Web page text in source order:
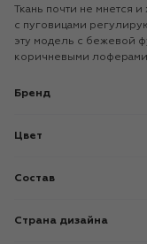
Ткань почти не мнется
с пуговицами
эту модель с бежевой
коричневыми
Бренд
Цвет
Состав
Страна дизайна